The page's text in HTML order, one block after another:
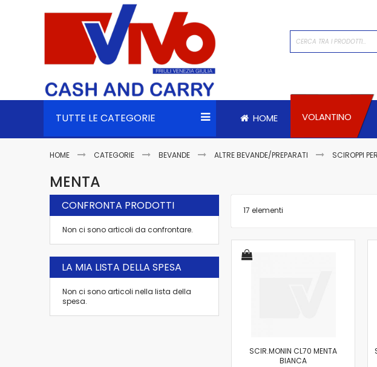
TUTTE LE CATEGORIE HOME VOLANTINO
HOME CATEGORIE BEVANDE ALTRE BEVANDE/PREPARATI SCIROPPI
MENTA
17 elementi
SCIR.MONIN CL70 MENTA
BIANCA
CONFRONTA PRODOTTI
Non ci sono articoli da confrontare.
LA MIA LISTA DELLA SPESA
Non ci sono articoli nella lista della
spesa.